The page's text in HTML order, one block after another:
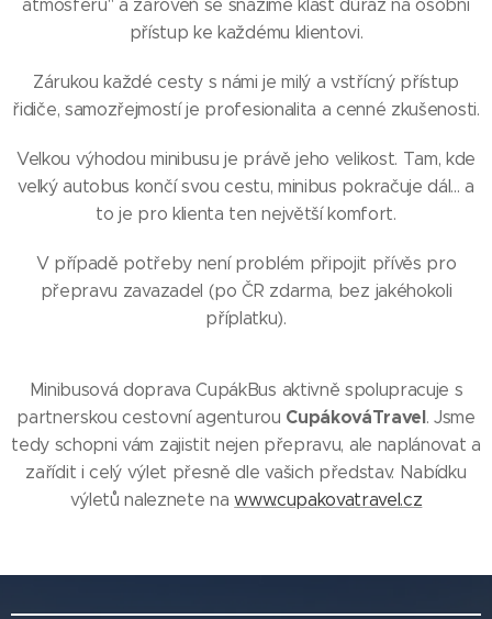
atmosféru" a zároveň se snažíme klást důraz na osobní
přístup ke každému klientovi.
Zárukou každé cesty s námi je milý a vstřícný přístup
řidiče, samozřejmostí je profesionalita a cenné zkušenosti.
Velkou výhodou minibusu je právě jeho velikost. Tam, kde
velký autobus končí svou cestu, minibus pokračuje dál... a
to je pro klienta ten největší komfort.
V případě potřeby není problém připojit přívěs pro
přepravu zavazadel (po ČR zdarma, bez jakéhokoli
příplatku).
Minibusová doprava CupákBus aktivně spolupracuje s
partnerskou cestovní agenturou CupákováTravel. Jsme
tedy schopni vám zajistit nejen přepravu, ale naplánovat a
zařídit i celý výlet přesně dle vašich představ. Nabídku
výletů naleznete nawww.cupakovatravel.cz